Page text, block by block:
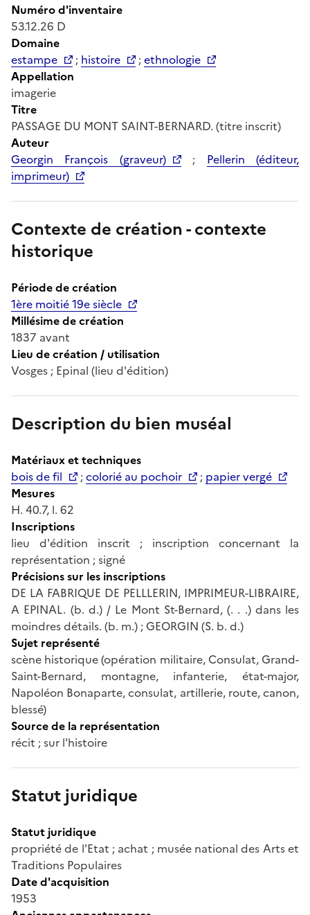
Numéro d'inventaire
53.12.26 D
Domaine
estampe
; histoire ;ethnologie
Appellation
imagerie
Titre
PASSAGE DU MONT SAINT-BERNARD. (titre inscrit)
Auteur
Georgin François (graveur)
; Pellerin (éditeur,
imprimeur)
Contexte de création - contexte
historique
Période de création
1ère moitié 19e siècle
Millésime de création
1837 avant
Lieu de création / utilisation
Vosges ; Epinal (lieu d'édition)
Description du bien muséal
Matériaux et techniques
bois de fil
;colorié au pochoir ; papier vergé
Mesures
H. 40.7, l. 62
Inscriptions
lieu d'édition inscrit ; inscription concernant la
représentation ; signé
Précisions sur les inscriptions
DE LA FABRIQUE DE PELLLERIN, IMPRIMEUR-LIBRAIRE,
A EPINAL. (b. d.) / Le Mont St-Bernard, (. . .) dans les
moindres détails. (b. m.) ; GEORGIN (S. b. d.)
Sujet représenté
scène historique (opération militaire, Consulat, Grand-
Saint-Bernard, montagne, infanterie, état-major,
Napoléon Bonaparte, consulat, artillerie, route, canon,
blessé)
Source de la représentation
récit ; sur l'histoire
Statut juridique
Statut juridique
propriété de l'Etat ; achat ; musée national des Arts et
Traditions Populaires
Date d'acquisition
1953